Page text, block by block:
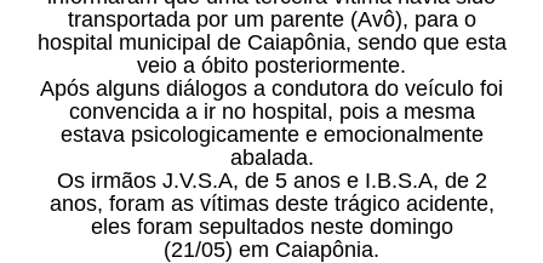
transportada por um parente (Avô), para o
hospital municipal de Caiapônia, sendo que esta
veio a óbito posteriormente.
Após alguns diálogos a condutora do veículo foi
convencida a ir no hospital, pois a mesma
estava psicologicamente e emocionalmente
abalada.
Os irmãos J.V.S.A, de 5 anos e I.B.S.A, de 2
anos, foram as vítimas deste trágico acidente,
eles foram sepultados neste domingo
(21/05) em Caiapônia.